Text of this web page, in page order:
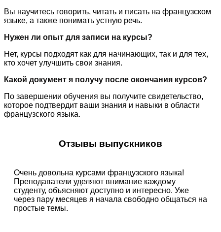
Вы научитесь говорить, читать и писать на французском
языке, а также понимать устную речь.
Нужен ли опыт для записи на курсы?
Нет, курсы подходят как для начинающих, так и для тех,
кто хочет улучшить свои знания.
Какой документ я получу после окончания курсов?
По завершении обучения вы получите свидетельство,
которое подтвердит ваши знания и навыки в области
французского языка.
Отзывы выпускников
Очень довольна курсами французского языка!
Преподаватели уделяют внимание каждому
студенту, объясняют доступно и интересно. Уже
через пару месяцев я начала свободно общаться на
простые темы.